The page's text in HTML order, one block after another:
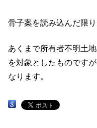
骨子案を読み込んだ限
あくまで所有者不明土
を対象としたものです
なります。